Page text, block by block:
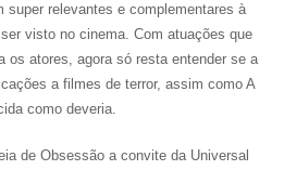
super relevantes e complementares à
visto no cinema. Com atuações que
os atores, agora só resta entender se a
a filmes de terror, assim como A
como deveria.
de Obsessão a convite da Universal